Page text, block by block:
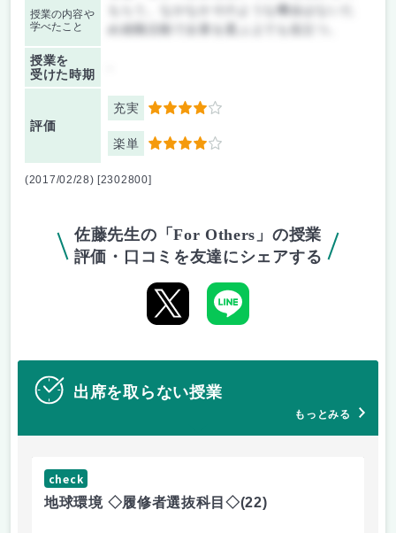
授業の内容や
学べたこと
もらう。なかなかそのような機会はないた
授業を
受けた時期
評価
充実 4
楽単 4
(2017/02/28) [2302800]
佐藤先生の「For Others」の授業
評価・口コミを友達にシェアする
出席を取らない授業
もっとみる
check
地球環境 ◇履修者選抜科目◇(22)